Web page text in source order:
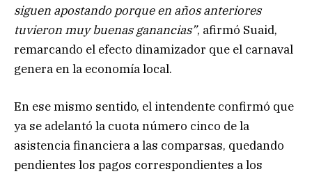
siguen apostando porque en años anteriores
tuvieron muy buenas ganancias”, afirmó Suaid,
remarcando el efecto dinamizador que el carnaval
genera en la economía local.
En ese mismo sentido, el intendente confirmó que
ya se adelantó la cuota número cinco de la
asistencia financiera a las comparsas, quedando
pendientes los pagos correspondientes a los